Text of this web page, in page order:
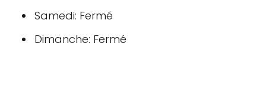
Samedi: Fermé
Dimanche: Fermé